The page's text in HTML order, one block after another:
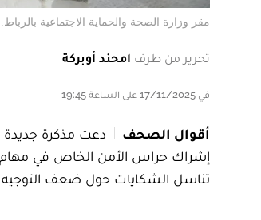
مقر وزارة الصحة والحماية الاجتماعية بالرباط. Adil_Gadrouz
تحرير من طرف امحند أوبركة
في 17/11/2025 على الساعة 19:45
أقوال الصحف
دعت مذكرة جديدة
إشراك حراس الأمن الخاص في مهام
تناسل الشكايات حول ضعف التوجيه